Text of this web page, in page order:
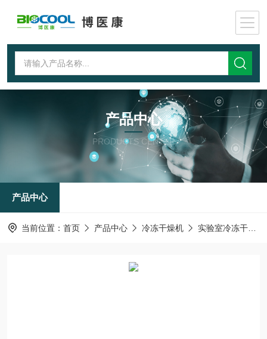
产品中心
PRODUCTS CENTER
产品中心
当前位置： 首页 产品中心 冷冻干燥机 实验室冷冻干燥机